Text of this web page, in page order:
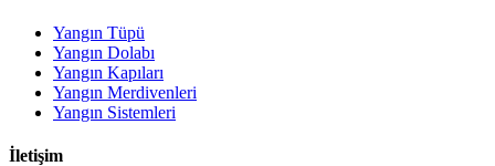
Yangın Tüpü
Yangın Dolabı
Yangın Kapıları
Yangın Merdivenleri
Yangın Sistemleri
İletişim